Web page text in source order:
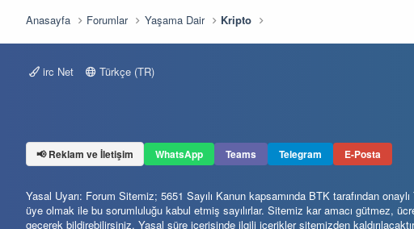
Anasayfa Forumlar Yaşama Dair Kripto
irc Net Türkçe (TR)
📢 Reklam ve İletişim WhatsApp Teams Telegram E-Posta
Yasal Uyarı: Forum Sitemiz; 5651 Sayılı Kanun kapsamında BTK tarafından
üye olmak ile bu sorumluluğu kabul etmiş sayılırlar. Sitemiz kar amacı gütmez,
geçerek bildirebilirsiniz. Yasal süre içerisinde ilgili içerikler sitemizden